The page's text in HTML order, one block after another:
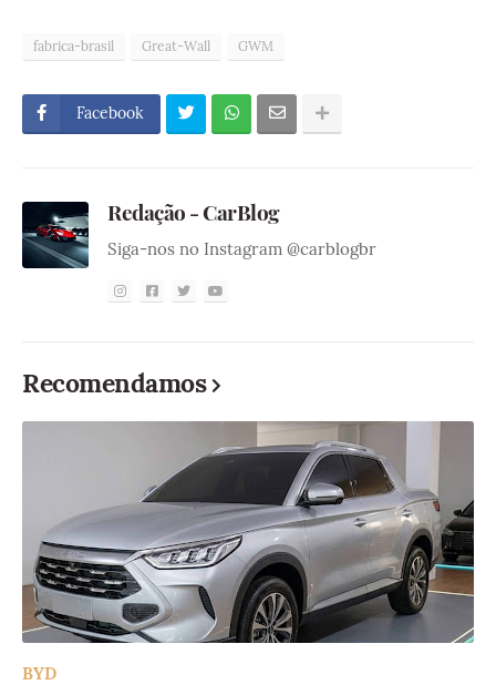
fabrica-brasil Great-Wall GWM
Facebook
Redação - CarBlog
Siga-nos no Instagram @carblogbr
Recomendamos
BYD